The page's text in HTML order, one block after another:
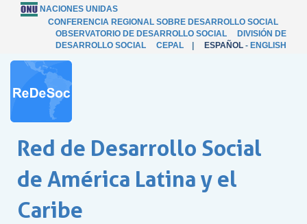
NACIONES UNIDAS
CONFERENCIA REGIONAL SOBRE DESARROLLO SOCIAL
OBSERVATORIO DE DESARROLLO SOCIAL
DIVISIÓN DE
DESARROLLO SOCIAL
CEPAL ESPAÑOL - ENGLISH
Red de Desarrollo Social
de América Latina y el
Caribe